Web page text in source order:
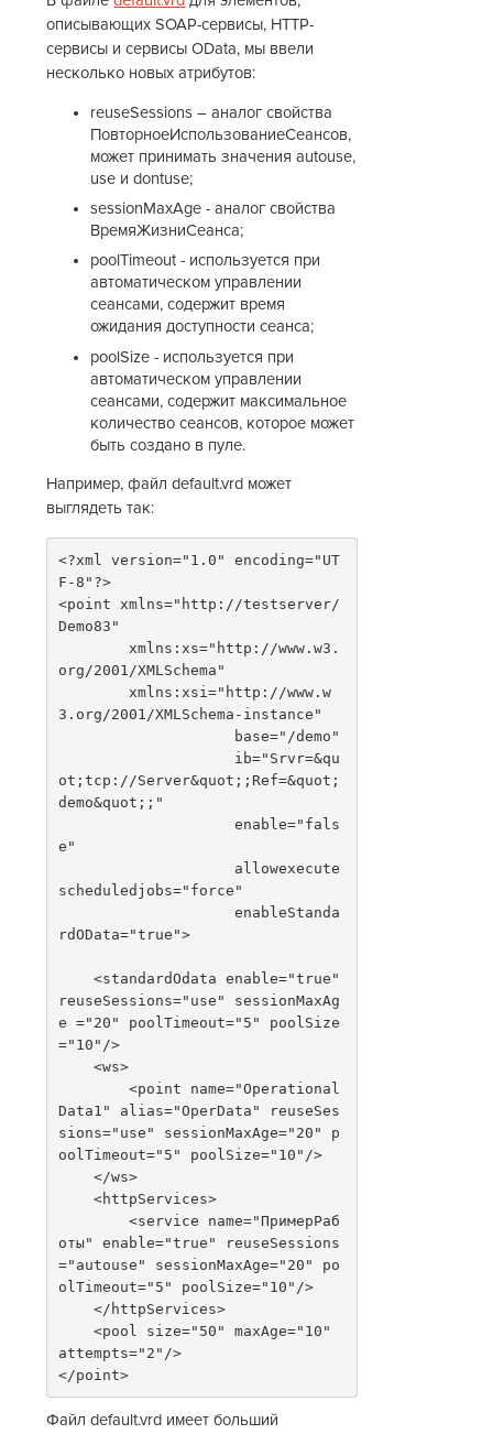
описывающих SOAP-сервисы, HTTP-
сервисы и сервисы OData, мы ввели
несколько новых атрибутов:
reuseSessions – аналог свойства
ПовторноеИспользованиеСеансов,
может принимать значения autouse,
use и dontuse;
sessionMaxAge - аналог свойства
ВремяЖизниСеанса;
poolTimeout - используется при
автоматическом управлении
сеансами, содержит время
ожидания доступности сеанса;
poolSize - используется при
автоматическом управлении
сеансами, содержит максимальное
количество сеансов, которое может
быть создано в пуле.
Например, файл default.vrd может
выглядеть так:
<?xml version="1.0" encoding="UT
F-8"?>
<point xmlns="http://testserver/
Demo83"
org/2001/XMLSchema"
3.org/2001/XMLSchema-instance"
                    base="/demo"
ot;tcp://Server&quot;;Ref=&quot;
demo&quot;;"
e"
scheduledjobs="force"
rdOData="true">
reuseSessions="use" sessionMaxAg
e ="20" poolTimeout="5" poolSize
="10"/>
    <ws>
Data1" alias="OperData" reuseSes
sions="use" sessionMaxAge="20" p
oolTimeout="5" poolSize="10"/>
    </ws>
    <httpServices>
оты" enable="true" reuseSessions
="autouse" sessionMaxAge="20" po
olTimeout="5" poolSize="10"/>
    </httpServices>
attempts="2"/>
</point>
Файл default.vrd имеет больший